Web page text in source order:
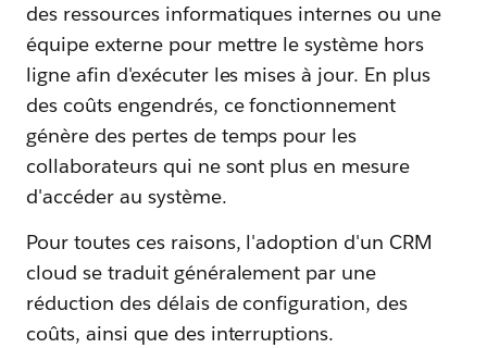
des ressources informatiques internes ou une
équipe externe pour mettre le système hors
ligne afin d'exécuter les mises à jour. En plus
des coûts engendrés, ce fonctionnement
génère des pertes de temps pour les
collaborateurs qui ne sont plus en mesure
d'accéder au système.
Pour toutes ces raisons, l'adoption d'un CRM
cloud se traduit généralement par une
réduction des délais de configuration, des
coûts, ainsi que des interruptions.